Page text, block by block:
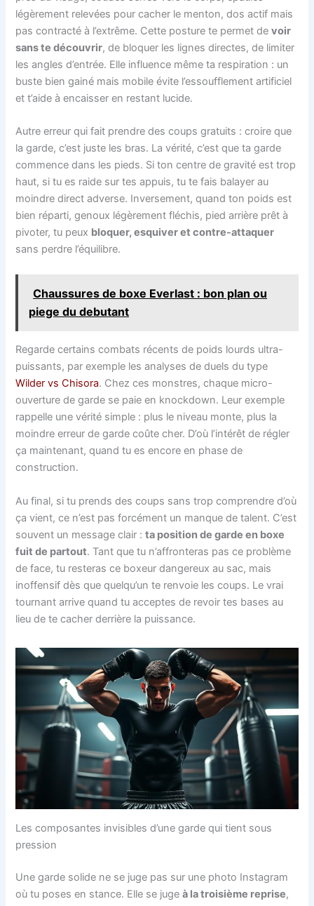
légèrement relevées pour cacher le menton, dos actif mais
pas contracté à l’extrême. Cette posture te permet devoir
sans te découvrir, de bloquer les lignes directes, de limiter
les angles d’entrée. Elle influence même ta respiration : un
buste bien gainé mais mobile évite l’essoufflement artificiel
et t’aide à encaisser en restant lucide.
Autre erreur qui fait prendre des coups gratuits : croire que
la garde, c’est juste les bras. La vérité, c’est que ta garde
commence dans les pieds. Si ton centre de gravité est trop
haut, si tu es raide sur tes appuis, tu te fais balayer au
moindre direct adverse. Inversement, quand ton poids est
bien réparti, genoux légèrement fléchis, pied arrière prêt à
pivoter, tu peux bloquer, esquiver et contre-attaquer
sans perdre l’équilibre.
Chaussures de boxe Everlast : bon plan ou
piege du debutant
Regarde certains combats récents de poids lourds ultra-
puissants, par exemple les analyses de duels du type
Wilder vs Chisora. Chez ces monstres, chaque micro-
ouverture de garde se paie en knockdown. Leur exemple
rappelle une vérité simple : plus le niveau monte, plus la
moindre erreur de garde coûte cher. D’où l’intérêt de régler
ça maintenant, quand tu es encore en phase de
construction.
Au final, si tu prends des coups sans trop comprendre d’où
ça vient, ce n’est pas forcément un manque de talent. C’est
souvent un message clair :ta position de garde en boxe
fuit de partout. Tant que tu n’affronteras pas ce problème
de face, tu resteras ce boxeur dangereux au sac, mais
inoffensif dès que quelqu’un te renvoie les coups. Le vrai
tournant arrive quand tu acceptes de revoir tes bases au
lieu de te cacher derrière la puissance.
Les composantes invisibles d’une garde qui tient sous
pression
Une garde solide ne se juge pas sur une photo Instagram
où tu poses en stance. Elle se jugeà la troisième reprise,